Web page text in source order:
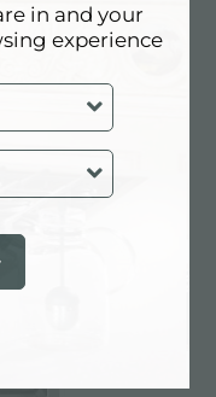
in and your
experience